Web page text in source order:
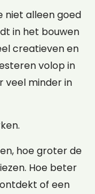
niet alleen goed
in het bouwen
creatieven en
volop in
veel minder in
hoe groter de
Hoe beter
of een